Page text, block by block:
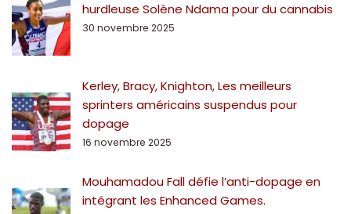
hurdleuse Solène Ndama pour du cannabis
30 novembre 2025
Kerley, Bracy, Knighton, Les meilleurs
sprinters américains suspendus pour
dopage
16 novembre 2025
Mouhamadou Fall défie l’anti-dopage en
intégrant les Enhanced Games.